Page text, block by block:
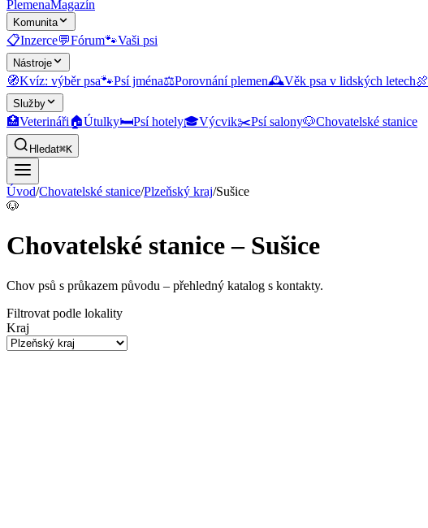
PlemenaMagazín
Komunita
📋Inzerce💬Fórum🐾Vaši psi
Nástroje
🧭Kvíz: výběr psa🐾Psí jména⚖️Porovnání plemen🕰️Věk psa v lidských letech🍖
Služby
🏥Veterináři🏠Útulky🛏️Psí hotely🎓Výcvik✂️Psí salony🐶Chovatelské stanice
Hledat⌘K
Úvod/Chovatelské stanice/Plzeňský kraj/Sušice
🐶
Chovatelské stanice – Sušice
Chov psů s průkazem původu – přehledný katalog s kontakty.
Filtrovat podle lokality
Kraj